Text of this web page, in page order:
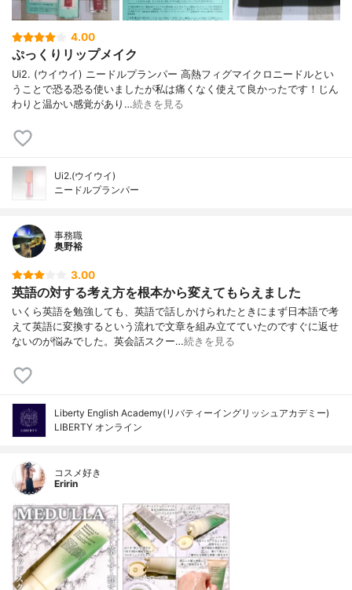
4.00
ぷっくりリップメイク
Ui2. (ウイウイ) ニードルプランパー 高熱フィグマイクロニードルとい
うことで恐る恐る使いましたが私は痛くなく使えて良かったです！じん
わりと温かい感覚があり…続きを見る
Ui2.(ウイウイ)
ニードルプランパー
事務職
奥野裕
3.00
英語の対する考え方を根本から変えてもらえました
いくら英語を勉強しても、英語で話しかけられたときにまず日本語で考
えて英語に変換するという流れで文章を組み立てていたのですぐに返せ
ないのが悩みでした。英会話スクー…続きを見る
Liberty English Academy(リバティーイングリッシュアカデミー)
LIBERTY オンライン
コスメ好き
Eririn